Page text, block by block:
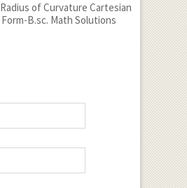
Radius of Curvature Cartesian
Form-B.sc. Math Solutions